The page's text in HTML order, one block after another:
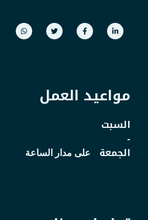
مواعيد العمل
السبت
-
الجمعة على مدار الساعة